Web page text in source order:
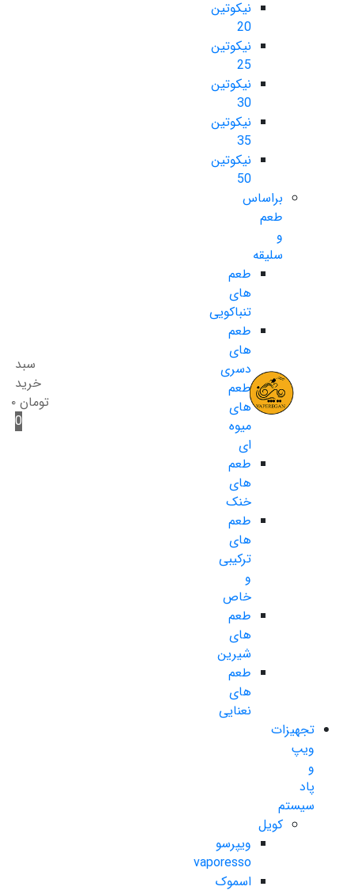
نیکوتین
20
نیکوتین
25
نیکوتین
30
نیکوتین
35
نیکوتین
50
براساس
طعم
و
سلیقه
طعم
های
تنباکویی
طعم
های
دسری
طعم
های
میوه
ای
طعم
های
خنک
طعم
های
ترکیبی
و
خاص
طعم
های
شیرین
طعم
های
نعنایی
تجهیزات
ویپ
و
پاد
سیستم
کویل
ویپرسو
vaporesso
اسموک
سبد
خرید
تومان ۰
0